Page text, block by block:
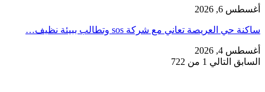
أغسطس 6, 2026
ساكنة حي العريصة تعاني مع شركة sos وتطالب ببيئة نظيف…
أغسطس 4, 2026
السابق التالي 1 من 722